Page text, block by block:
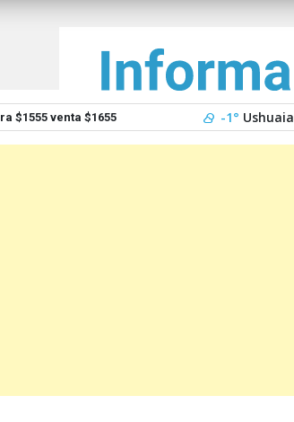
$1555 venta $1655 -1° Ushuaia